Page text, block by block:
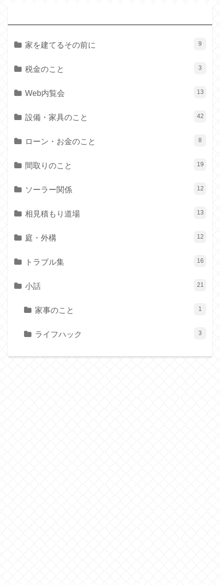
家を建てるその前に 9
税金のこと 3
Web内覧会 13
設備・家具のこと 42
ローン・お金のこと 8
間取りのこと 19
ソーラー関係 12
相見積もり道場 13
庭・外構 12
トラブル集 16
小話 21
家事のこと 1
ライフハック 3